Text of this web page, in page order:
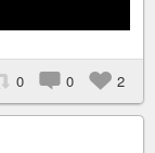
0 0 2